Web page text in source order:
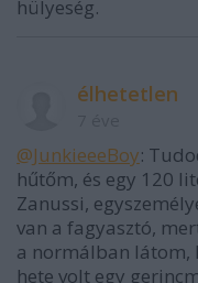
hülyeség.
élhetetlen
@JunkieeeBoy:
hűtőm, és egy 120
Zanussi,
van a fagyasztó,
a normálban látom,
hete volt egy